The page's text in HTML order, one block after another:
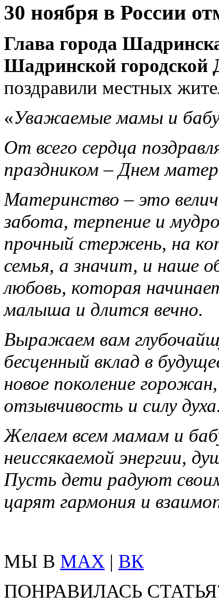
30 ноября в России
Глава города
Шадринской
поздравили местных
«Уважаемые мамы и
От всего сердца
праздником – Днем
Материнство – это
забота, терпение и
прочный стержень, на
семья, а значит, и наше
любовь, которая
малыша и длится вечно.
Выражаем вам
бесценный вклад в
новое поколение
отзывчивость и силу
Желаем всем мамам и
неиссякаемой энергии,
Пусть дети радуют
царят гармония и
МЫ В MAX | ВК
ПОНРАВИЛАСЬ